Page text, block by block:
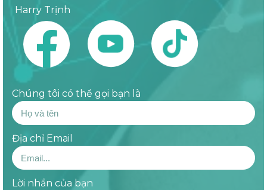
Harry Trịnh
Chúng tôi có thể gọi bạn là
Địa chỉ Email
Lời nhắn của bạn